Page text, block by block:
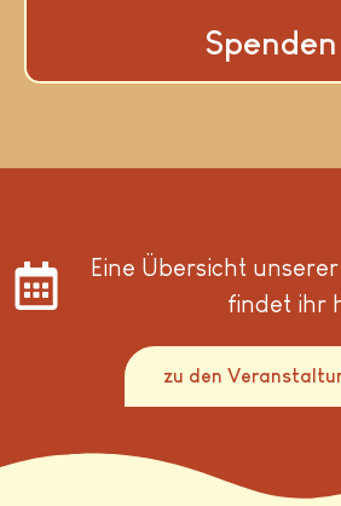
Spenden
Eine Übersicht
findet ihr
zu den